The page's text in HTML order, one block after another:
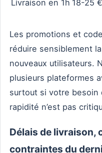
Livraison en 1h 18-25 €
Les promotions et
réduire sensiblement
nouveaux utilisateurs.
plusieurs plateformes
surtout si votre besoin
rapidité n’est pas
Délais de livraison,
contraintes du